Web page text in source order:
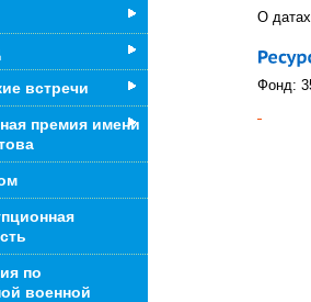
О
Фонд:
встречи
премия имени
по
военной